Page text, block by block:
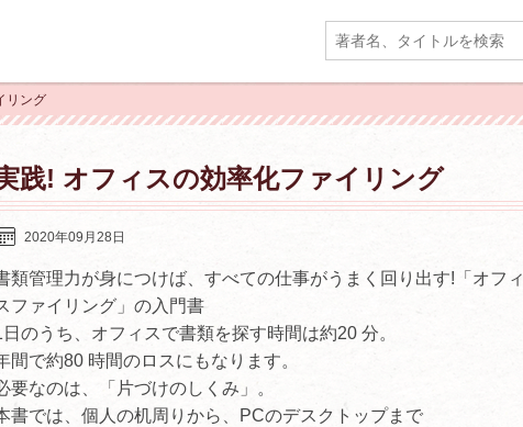
リング
践! オフィスの効率化ファイリング
2020年09月28日
類管理力が身につけば、すべての仕事がうまく回り出す!「オフィ
ファイリング」の入門書
日のうち、オフィスで書類を探す時間は約20 分。
間で約80 時間のロスにもなります。
要なのは、「片づけのしくみ」。
書では、個人の机周りから、PCのデスクトップまで